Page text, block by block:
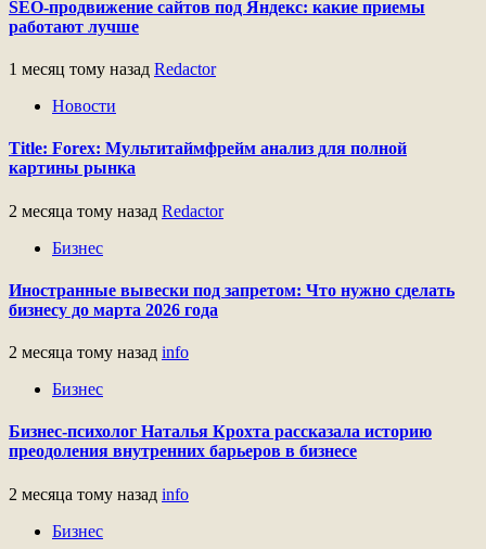
SEO-продвижение сайтов под Яндекс: какие приемы
работают лучше
1 месяц тому назад Redactor
Новости
Title: Forex: Мультитаймфрейм анализ для полной
картины рынка
2 месяца тому назад Redactor
Бизнес
Иностранные вывески под запретом: Что нужно сделать
бизнесу до марта 2026 года
2 месяца тому назад info
Бизнес
Бизнес-психолог Наталья Крохта рассказала историю
преодоления внутренних барьеров в бизнесе
2 месяца тому назад info
Бизнес